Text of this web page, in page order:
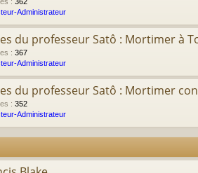
Administrateur
du professeur Satô : Mortimer à
: 367
Administrateur
du professeur Satô : Mortimer
: 352
Administrateur